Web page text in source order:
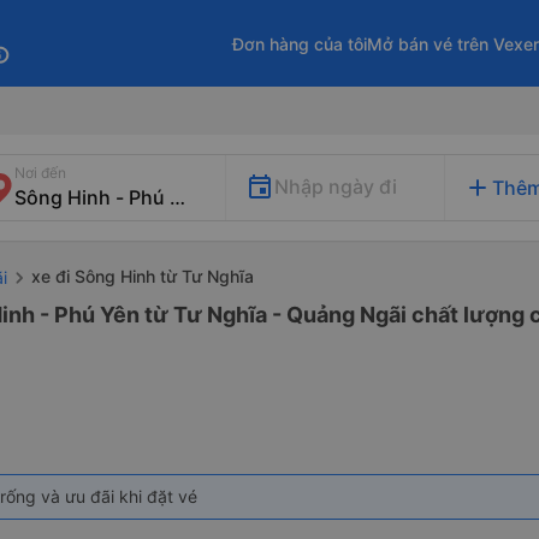
Đơn hàng của tôiMở bán vé trên
Nơi đến
Nhập ngày đi add
xe đi Sông Hinh từ Tư Nghĩa
- Phú Yên từ Tư Nghĩa - Quảng Ngãi chất lượng
và ưu đãi khi đặt vé